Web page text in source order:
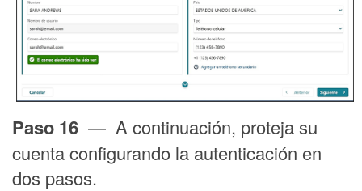
Paso 16 — A continuación, proteja su
cuenta configurando la autenticación en
dos pasos.